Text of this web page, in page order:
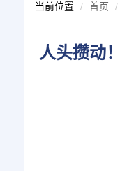
当前位置 首页
人头攒动